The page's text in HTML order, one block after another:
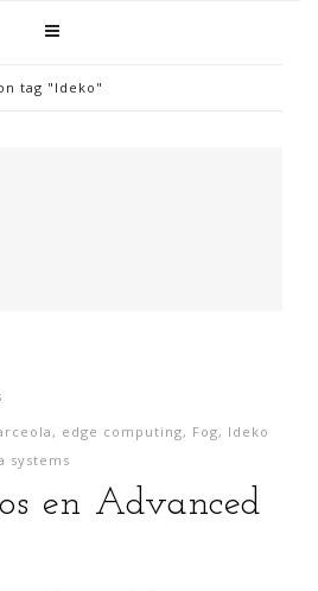
tag "Ideko"
, edge computing, Fog, Ideko
systems
en Advanced